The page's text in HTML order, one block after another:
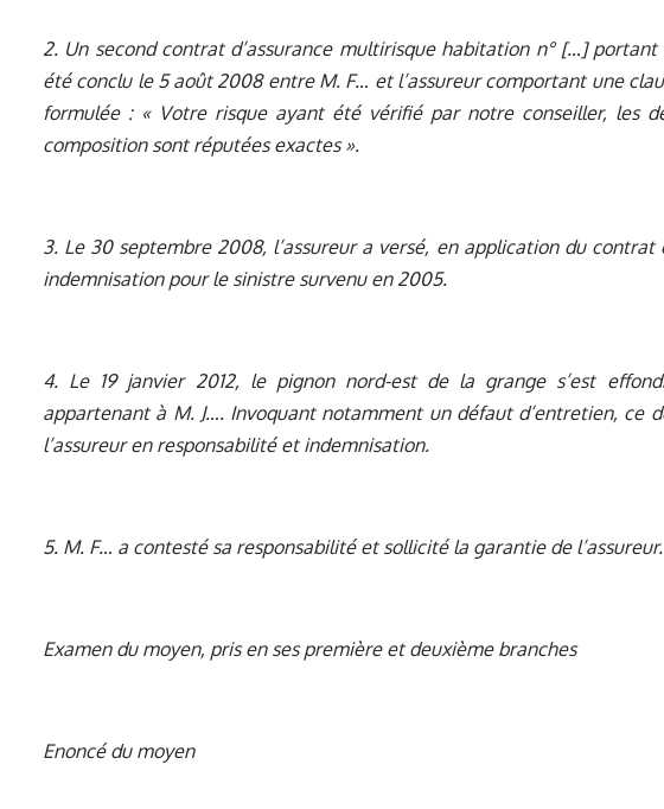
2. Un second contrat d’assurance multirisque habitation n° […]
été conclu le 5 août 2008 entre M. F… et l’assureur comportant une
formulée : « Votre risque ayant été vérifié par notre conseiller, les
composition sont réputées exactes ».
3. Le 30 septembre 2008, l’assureur a versé, en application du contrat
indemnisation pour le sinistre survenu en 2005.
4. Le 19 janvier 2012, le pignon nord-est de la grange s’est
appartenant à M. J…. Invoquant notamment un défaut d’entretien, ce
l’assureur en responsabilité et indemnisation.
5. M. F… a contesté sa responsabilité et sollicité la garantie de l’assureur.
Examen du moyen, pris en ses première et deuxième branches
Enoncé du moyen